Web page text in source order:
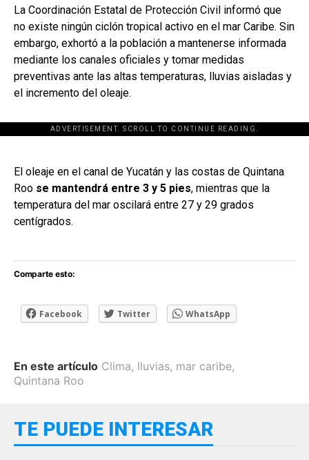
La Coordinación Estatal de Protección Civil informó que
no existe ningún ciclón tropical activo en el mar Caribe. Sin
embargo, exhortó a la población a mantenerse informada
mediante los canales oficiales y tomar medidas
preventivas ante las altas temperaturas, lluvias aisladas y
el incremento del oleaje.
ADVERTISEMENT. SCROLL TO CONTINUE READING.
[adsforwp id="243463"]
El oleaje en el canal de Yucatán y las costas de Quintana
Roo se mantendrá entre 3 y 5 pies, mientras que la
temperatura del mar oscilará entre 27 y 29 grados
centígrados.
Comparte esto:
Facebook Twitter WhatsApp
En este artículo Clima, lluvias, mar caribe,
Quintana Roo
TE PUEDE INTERESAR